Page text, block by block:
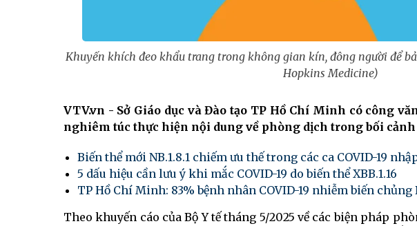
Khuyến khích đeo khẩu trang trong không gian kín, đông người để
Hopkins Medicine)
VTV.vn - Sở Giáo dục và Đào tạo TP Hồ Chí Minh có công
nghiêm túc thực hiện nội dung về phòng dịch trong bối
Biến thể mới NB.1.8.1 chiếm ưu thế trong các ca COVID-19
5 dấu hiệu cần lưu ý khi mắc COVID-19 do biến thể XBB.1.16
TP Hồ Chí Minh: 83% bệnh nhân COVID-19 nhiễm biến chủng
Theo khuyến cáo của Bộ Y tế tháng 5/2025 về các biện pháp